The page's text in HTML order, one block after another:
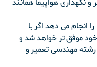
نگهداری هواپیما همانند
انجام می دهد اگر با
خود موفق تر خواهد شد و
مهندسی تعمیر و